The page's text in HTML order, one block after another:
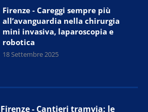
Firenze - Careggi sempre più
all’avanguardia nella chirurgia
mini invasiva, laparoscopia e
robotica
18 Settembre 2025
Firenze - Cantieri tramvia: le